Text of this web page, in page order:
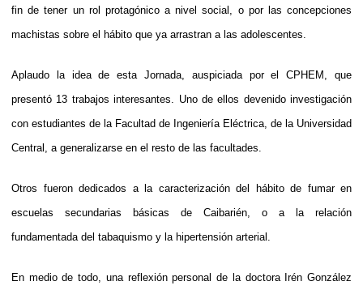
fin de tener un rol protagónico a nivel social, o por las concepciones
machistas sobre el hábito que ya arrastran a las adolescentes.
Aplaudo la idea de esta Jornada, auspiciada por el CPHEM, que
presentó 13 trabajos interesantes. Uno de ellos devenido investigación
con estudiantes de la Facultad de Ingeniería Eléctrica, de la Universidad
Central, a generalizarse en el resto de las facultades.
Otros fueron dedicados a la caracterización del hábito de fumar en
escuelas secundarias básicas de Caibarién, o a la relación
fundamentada del tabaquismo y la hipertensión arterial.
En medio de todo, una reflexión personal de la doctora Irén González